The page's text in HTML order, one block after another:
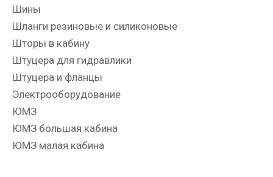
Шины
Шланги резиновые и силиконовые
Шторы в кабину
Штуцера для гидравлики
Штуцера и фланцы
Электрооборудование
ЮМЗ
ЮМЗ большая кабина
ЮМЗ малая кабина